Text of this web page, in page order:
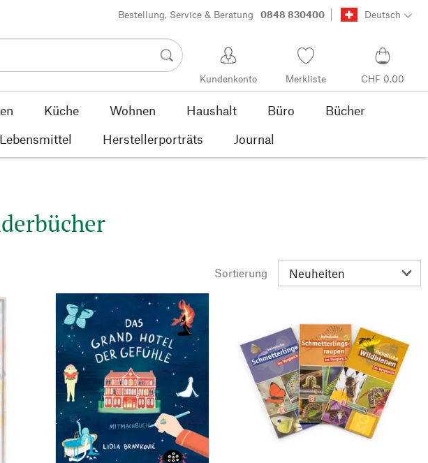
Bestellung, Service & Beratung 0848 830400 Deutsch
Kundenkonto Merkliste CHF 0.00
Küche Wohnen Haushalt Büro
Bücher
Lebensmittel Herstellerporträts Journal
Sortierung